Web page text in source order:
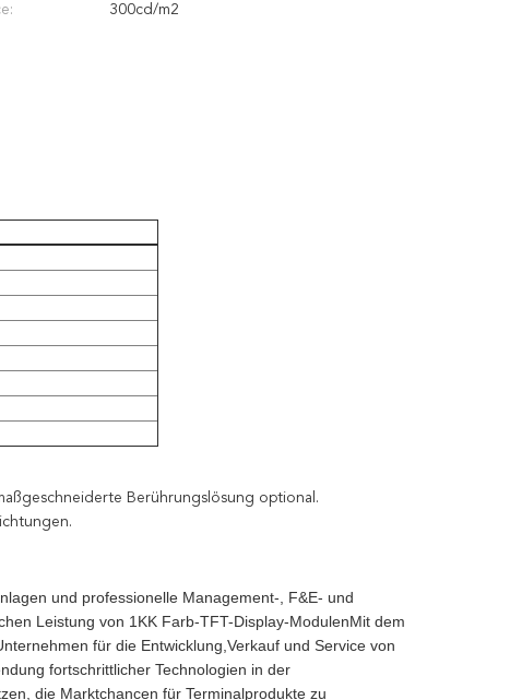
300cd/m2
Berührungslösung optional.
und professionelle Management-, F&E- und
Leistung von 1KK Farb-TFT-Display-ModulenMit dem
für die Entwicklung,Verkauf und Service von
fortschrittlicher Technologien in der
die Marktchancen für Terminalprodukte zu